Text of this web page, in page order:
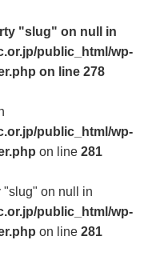
"slug" on null in
public_html/wp-
on line 278
public_html/wp-
on line 281
"slug" on null in
public_html/wp-
on line 281